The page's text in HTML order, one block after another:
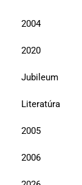
2004
2020
Jubileum
Literatúra
2005
2006